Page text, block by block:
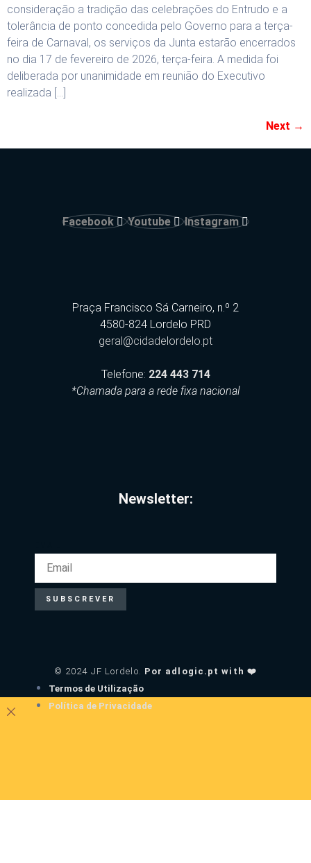
consideração a tradição das celebrações do Entrudo e a
tolerância de ponto concedida pelo Governo para a terça-
feira de Carnaval, os serviços da Junta estarão encerrados
no dia 17 de fevereiro de 2026, terça-feira. A medida foi
deliberada por unanimidade em reunião do Executivo
realizada […]
Next →
Facebook Youtube Instagram
Praça Francisco Sá Carneiro, n.º 2
4580-824 Lordelo PRD
geral@cidadelordelo.pt
Telefone: 224 443 714
*Chamada para a rede fixa nacional
Newsletter:
SUBSCREVER
© 2024 JF Lordelo. Por adlogic.pt with ❤️
Termos de Utilização
Política de Privacidade